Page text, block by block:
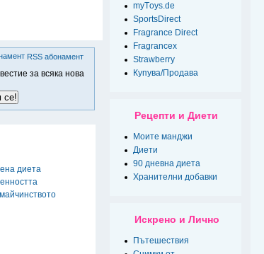
RSS абонамент
за всяка нова
диета
myТoys.de
SportsDirect
Fragrance Direct
Fragrancex
Strawberry
Купува/Продава
Рецепти и Диети
Моите манджи
Диети
90 дневна диета
Хранителни добавки
Искрено и Лично
Пътешествия